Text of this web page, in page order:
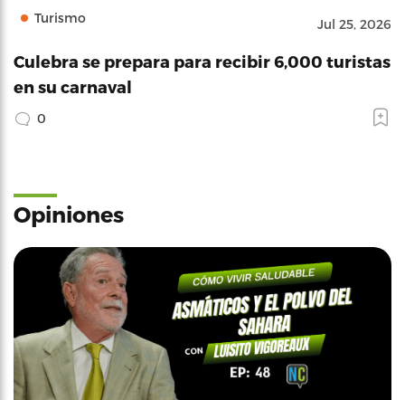
Turismo Jul 25, 2026
Culebra se prepara para recibir 6,000 turistas
en su carnaval
0
Opiniones